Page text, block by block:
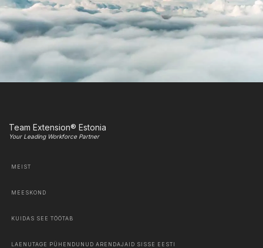
Team Extension® Estonia
Your Leading Workforce Partner
MEIST
MEESKOND
KUIDAS SEE TÖÖTAB
LAENUTAGE PÜHENDUNUD ARENDAJAID SISSE EESTI